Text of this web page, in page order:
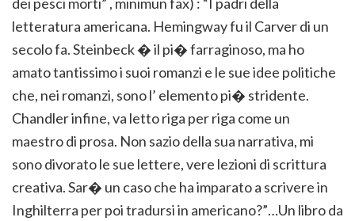
letteratura americana. Hemingway fu il Carver di un
secolo fa. Steinbeck � il pi� farraginoso, ma ho
amato tantissimo i suoi romanzi e le sue idee politiche
che, nei romanzi, sono l’ elemento pi� stridente.
Chandler infine, va letto riga per riga come un
maestro di prosa. Non sazio della sua narrativa, mi
sono divorato le sue lettere, vere lezioni di scrittura
creativa. Sar� un caso che ha imparato a scrivere in
Inghilterra per poi tradursi in americano?”…Un libro da